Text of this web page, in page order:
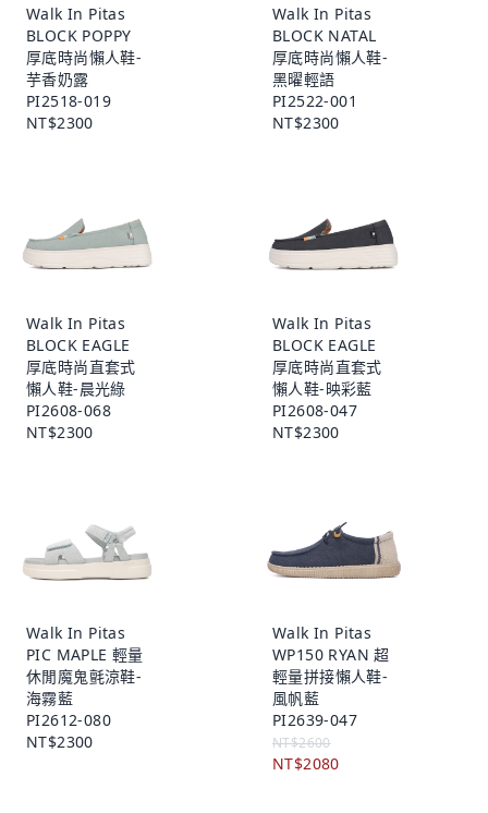
Walk In Pitas
BLOCK POPPY
厚底時尚懶人鞋-
芋香奶露
PI2518-019
NT$2300
Walk In Pitas
BLOCK NATAL
厚底時尚懶人鞋-
黑曜輕語
PI2522-001
NT$2300
Walk In Pitas
BLOCK EAGLE
厚底時尚直套式
懶人鞋-晨光綠
PI2608-068
NT$2300
Walk In Pitas
BLOCK EAGLE
厚底時尚直套式
懶人鞋-映彩藍
PI2608-047
NT$2300
Walk In Pitas
PIC MAPLE 輕量
休閒魔鬼氈涼鞋-
海霧藍
PI2612-080
NT$2300
Walk In Pitas
WP150 RYAN 超
輕量拼接懶人鞋-
風帆藍
PI2639-047
NT$2600
NT$2080